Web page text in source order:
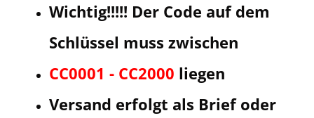
Wichtig!!!!! Der Code auf dem
Schlüssel muss zwischen
CC0001 - CC2000 liegen
Versand erfolgt als Brief oder